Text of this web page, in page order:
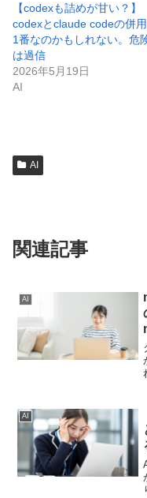
【codexも詰めが甘い？】
codexとclaude codeの併
1番なのかもしれない。危
は過信
2026年5月19日
AI
AI
関連記事
AI
AI